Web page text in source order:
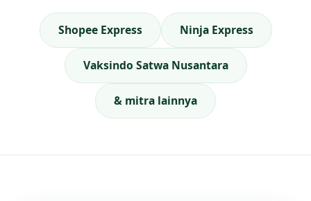
Shopee Express Ninja Express
Vaksindo Satwa Nusantara
& mitra lainnya